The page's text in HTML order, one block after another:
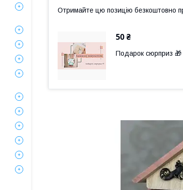
Отримайте цю позицію безкоштовно
50 ₴
Подарок сюрприз 🎁